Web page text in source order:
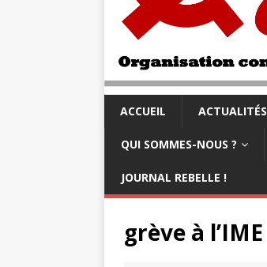
ACCUEIL ACTUALITÉS
QUI SOMMES-NOUS ?
JOURNAL REBELLE !
grève à l’IME